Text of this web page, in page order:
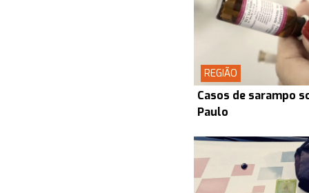
REGIÃO
Casos de sarampo
Paulo